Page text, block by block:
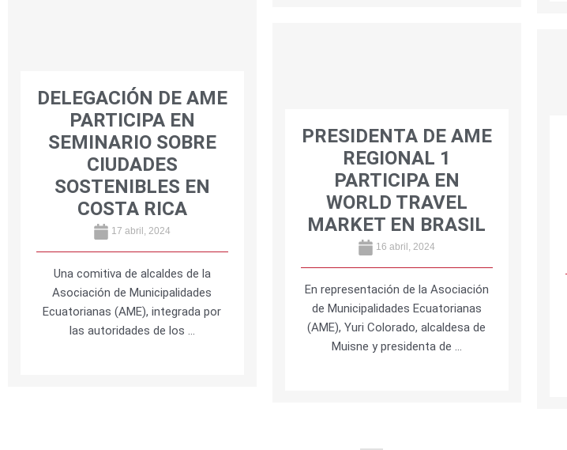
DELEGACIÓN DE AME
PARTICIPA EN
SEMINARIO SOBRE
CIUDADES
SOSTENIBLES EN
COSTA RICA
17 abril, 2024
Una comitiva de alcaldes de la
Asociación de Municipalidades
Ecuatorianas (AME), integrada por
las autoridades de los …
PRESIDENTA DE AME
REGIONAL 1
PARTICIPA EN
WORLD TRAVEL
MARKET EN BRASIL
16 abril, 2024
En representación de la Asociación
de Municipalidades Ecuatorianas
(AME), Yuri Colorado, alcaldesa de
Muisne y presidenta de …